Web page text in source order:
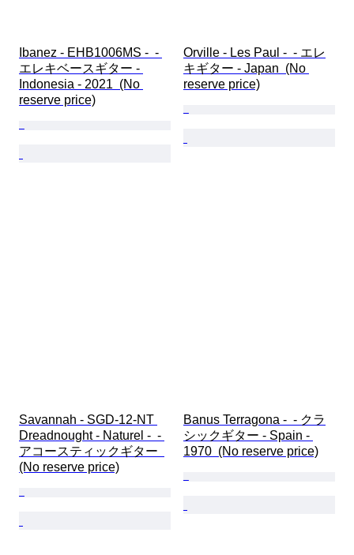
Ibanez - EHB1006MS -  -
エレキベースギター -
Indonesia - 2021  (No
reserve price)
Orville - Les Paul -  - エレ
キギター - Japan  (No
reserve price)
Savannah - SGD-12-NT
Dreadnought - Naturel -  -
アコースティックギター
(No reserve price)
Banus Terragona -  - クラ
シックギター - Spain -
1970  (No reserve price)